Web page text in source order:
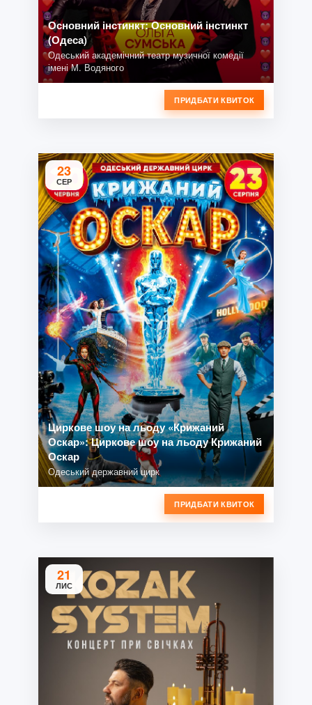
Основний інстинкт: Основний інстинкт
(Одеса)
Одеський академічний театр музичної комедії
імені М. Водяного
ПРИДБАТИ КВИТОК
23
СЕР
Циркове шоу на льоду «Крижаний
Оскар»: Циркове шоу на льоду Крижаний
Оскар
Одеський державний цирк
ПРИДБАТИ КВИТОК
21
ЛИС